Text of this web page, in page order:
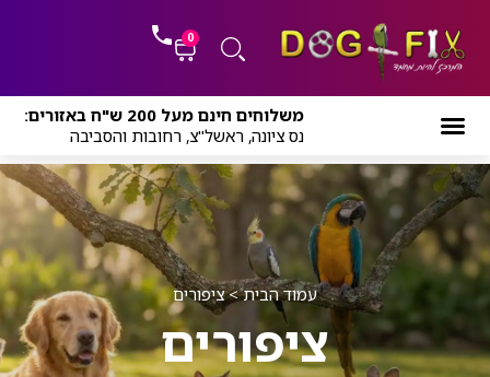
לתוכן
0
עגלת
קניות
משלוחים חינם מעל 200 ש"ח באזורים:
נס ציונה, ראשל"צ, רחובות והסביבה
עמוד הבית>ציפורים
ציפורים